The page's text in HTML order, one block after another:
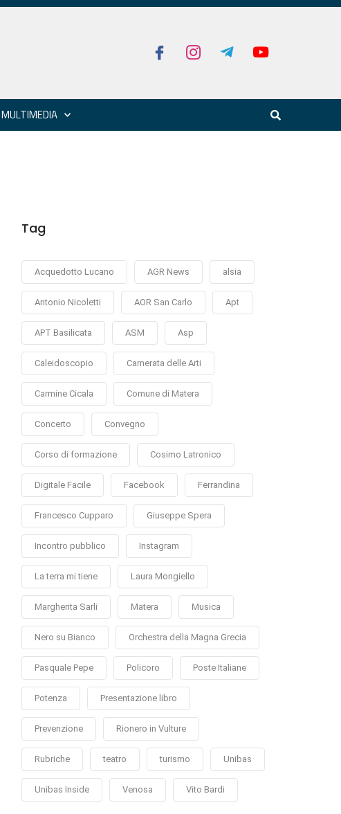
MULTIMEDIA
Tag
Acquedotto Lucano AGR News alsia
Antonio Nicoletti AOR San Carlo Apt
APT Basilicata ASM Asp
Caleidoscopio Camerata delle Arti
Carmine Cicala Comune di Matera
Concerto Convegno
Corso di formazione Cosimo Latronico
Digitale Facile Facebook Ferrandina
Francesco Cupparo Giuseppe Spera
Incontro pubblico Instagram
La terra mi tiene Laura Mongiello
Margherita Sarli Matera Musica
Nero su Bianco Orchestra della Magna Grecia
Pasquale Pepe Policoro Poste Italiane
Potenza Presentazione libro
Prevenzione Rionero in Vulture
Rubriche teatro turismo Unibas
Unibas Inside Venosa Vito Bardi